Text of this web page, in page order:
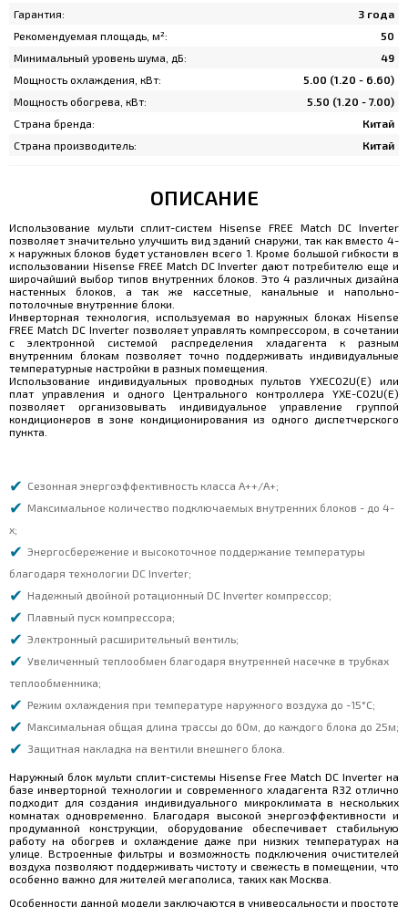
Гарантия:
3 года
Рекомендуемая площадь, м²:
50
Минимальный уровень шума, дБ:
49
Мощность охлаждения, кВт:
5.00 (1.20 - 6.60)
Мощность обогрева, кВт:
5.50 (1.20 - 7.00)
Страна бренда:
Китай
Страна производитель:
Китай
ОПИСАНИЕ
Использование мульти сплит-систем Hisense FREE Match DC Inverter
позволяет значительно улучшить вид зданий снаружи, так как вместо 4-
х наружных блоков будет установлен всего 1. Кроме большой гибкости в
использовании Hisense FREE Match DC Inverter дают потребителю еще и
широчайший выбор типов внутренних блоков. Это 4 различных дизайна
настенных блоков, а так же кассетные, канальные и напольно-
потолочные внутренние блоки.
Инверторная технология, используемая во наружных блоках Hisense
FREE Match DC Inverter позволяет управлять компрессором, в сочетании
с электронной системой распределения хладагента к разным
внутренним блокам позволяет точно поддерживать индивидуальные
температурные настройки в разных помещения.
Использование индивидуальных проводных пультов YXEC02U(E) или
плат управления и одного Центрального контроллера YXE-C02U(E)
позволяет организовывать индивидуальное управление группой
кондиционеров в зоне кондиционирования из одного диспетчерcкого
пункта.
Сезонная энергоэффективность класса А++/А+;
Максимальное количество подключаемых внутренних блоков - до 4-
х;
Энергосбережение и высокоточное поддержание температуры
благодаря технологии DC Inverter;
Надежный двойной ротационный DC Inverter компрессор;
Плавный пуск компрессора;
Электронный расширительный вентиль;
Увеличенный теплообмен благодаря внутренней насечке в трубках
теплообменника;
Режим охлаждения при температуре наружного воздуха до -15°С;
Максимальная общая длина трассы до 60м, до каждого блока до 25м;
Защитная накладка на вентили внешнего блока.
Наружный блок мульти сплит-системы Hisense Free Match DC Inverter на
базе инверторной технологии и современного хладагента R32 отлично
подходит для создания индивидуального микроклимата в нескольких
комнатах одновременно. Благодаря высокой энергоэффективности и
продуманной конструкции, оборудование обеспечивает стабильную
работу на обогрев и охлаждение даже при низких температурах на
улице. Встроенные фильтры и возможность подключения очистителей
воздуха позволяют поддерживать чистоту и свежесть в помещении, что
особенно важно для жителей мегаполиса, таких как Москва.
Особенности данной модели заключаются в универсальности и простоте